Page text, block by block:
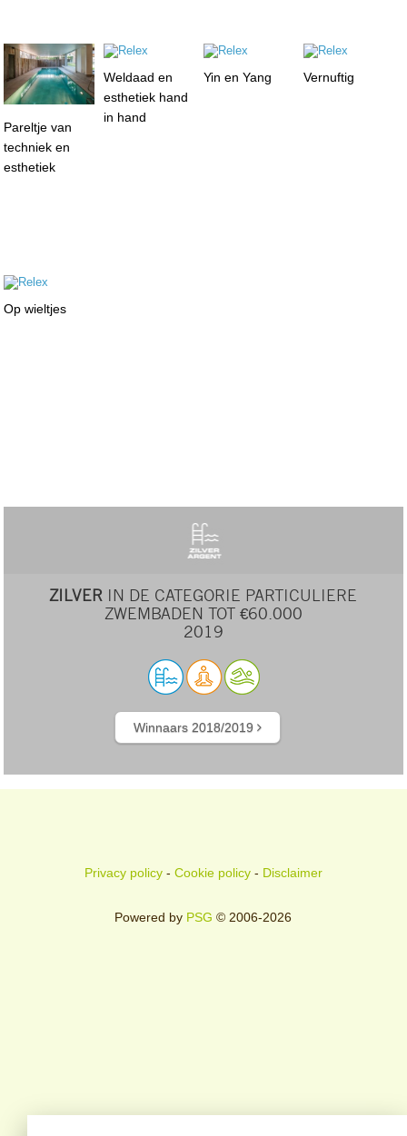
Pareltje van
techniek en
esthetiek
Weldaad en
esthetiek hand
in hand
Yin en Yang Vernuftig
Op wieltjes
ZILVER IN DE CATEGORIE PARTICULIERE
ZWEMBADEN TOT €60.000
2019
Winnaars 2018/2019
Privacy policy- Cookie policy- Disclaimer
Powered by PSG © 2006-2026